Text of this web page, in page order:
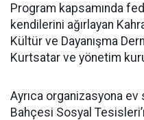
Program kapsamında
kendilerini ağırlayan
Kültür ve Dayanışma
Kurtsatar ve yönetim
Ayrıca organizasyona
Bahçesi Sosyal